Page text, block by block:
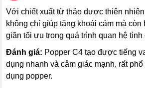
Với chiết xuất từ thảo dược thiên
không chỉ giúp tăng khoái cảm mà
giãn tối ưu trong quá trình quan hệ tình
Đánh giá: Popper C4 tạo được tiếng
dụng nhanh và cảm giác mạnh, rất
dụng popper.